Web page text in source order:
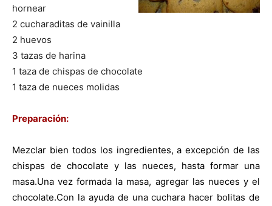
Cocina
Online
hornear
2 cucharaditas de vainilla
2 huevos
3 tazas de harina
1 taza de chispas de chocolate
1 taza de nueces molidas
Preparación:
Mezclar bien todos los ingredientes, a excepción de las
chispas de chocolate y las nueces, hasta formar una
masa.Una vez formada la masa, agregar las nueces y el
chocolate.Con la ayuda de una cuchara hacer bolitas de